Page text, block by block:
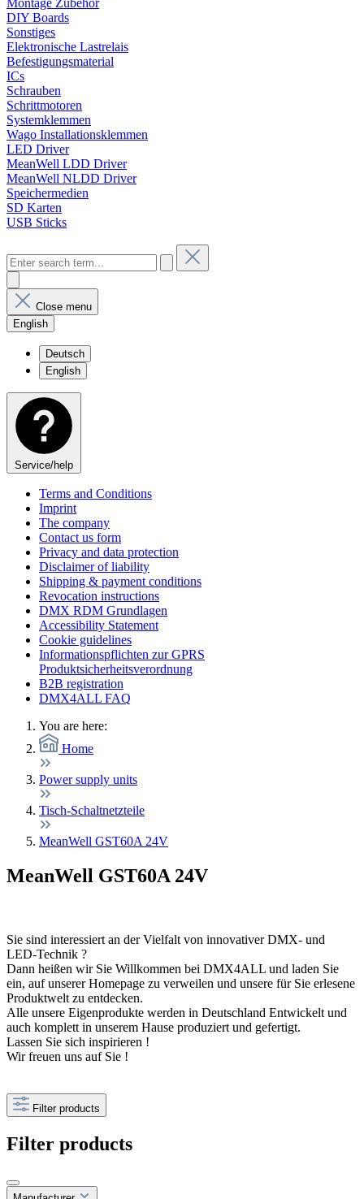
Montage Zubehör
DIY Boards
Sonstiges
Elektronische Lastrelais
Befestigungsmaterial
ICs
Schrauben
Schrittmotoren
Systemklemmen
Wago Installationsklemmen
LED Driver
MeanWell LDD Driver
MeanWell NLDD Driver
Speichermedien
SD Karten
USB Sticks
Close menu
English
Deutsch
English
Service/help
Terms and Conditions
Imprint
The company
Contact us form
Privacy and data protection
Disclaimer of liability
Shipping & payment conditions
Revocation instructions
DMX RDM Grundlagen
Accessibility Statement
Cookie guidelines
Informationspflichten zur GPRS
Produktsicherheitsverordnung
B2B registration
DMX4ALL FAQ
You are here:
Home
Power supply units
Tisch-Schaltnetzteile
MeanWell GST60A 24V
MeanWell GST60A 24V
Sie sind interessiert an der Vielfalt von innovativer DMX- und
LED-Technik ?
Dann heißen wir Sie Willkommen bei DMX4ALL und laden Sie
ein, auf unserer Homepage zu verweilen und unsere für Sie erlesene
Produktwelt zu entdecken.
Alle unsere Eigenprodukte werden in Deutschland Entwickelt und
auch komplett in unserem Hause produziert und gefertigt.
Lassen Sie sich inspirieren !
Wir freuen uns auf Sie !
Filter products
Filter products